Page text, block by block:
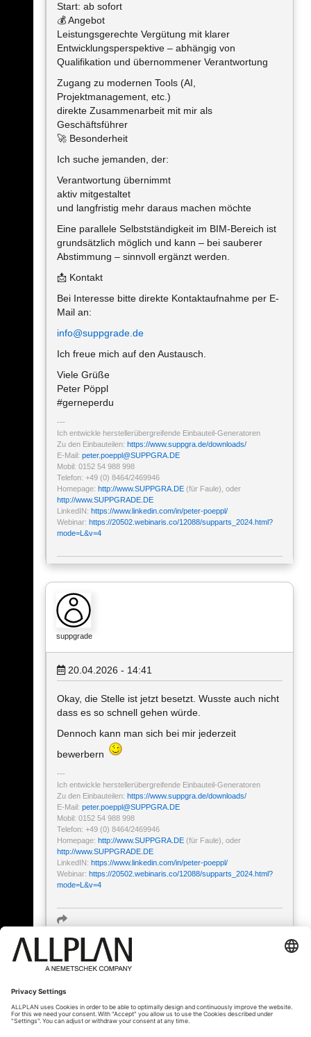
Start: ab sofort
💰 Angebot
Leistungsgerechte Vergütung mit klarer
Entwicklungsperspektive – abhängig von
Qualifikation und übernommener Verantwortung
Zugang zu modernen Tools (AI,
Projektmanagement, etc.)
direkte Zusammenarbeit mit mir als
Geschäftsführer
🚀 Besonderheit
Ich suche jemanden, der:
Verantwortung übernimmt
aktiv mitgestaltet
und langfristig mehr daraus machen möchte
Eine parallele Selbstständigkeit im BIM-Bereich ist
grundsätzlich möglich und kann – bei sauberer
Abstimmung – sinnvoll ergänzt werden.
📩 Kontakt
Bei Interesse bitte direkte Kontaktaufnahme per E-
Mail an:
info@suppgrade.de
Ich freue mich auf den Austausch.
Viele Grüße
Peter Pöppl
#gerneperdu
Ich entwickle herstellerübergreifende Einbauteil-Generatoren
Zu den Einbauteilen: https://www.suppgra.de/downloads/
E-Mail: peter.poeppl@SUPPGRA.DE
Mobil: 0152 54 988 998
Telefon: +49 (0) 8464/2469946
Homepage: http://www.SUPPGRA.DE (für Faule), oder
http://www.SUPPGRADE.DE
LinkedIN: https://www.linkedin.com/in/peter-poeppl/
Webinar: https://20502.webinaris.co/12088/supparts_2024.html?
mode=L&v=4
suppgrade
20.04.2026 - 14:41
Okay, die Stelle ist jetzt besetzt. Wusste auch nicht
dass es so schnell gehen würde.
Dennoch kann man sich bei mir jederzeit
bewerbern
Ich entwickle herstellerübergreifende Einbauteil-Generatoren
Zu den Einbauteilen: https://www.suppgra.de/downloads/
E-Mail: peter.poeppl@SUPPGRA.DE
Mobil: 0152 54 988 998
Telefon: +49 (0) 8464/2469946
Homepage: http://www.SUPPGRA.DE (für Faule), oder
http://www.SUPPGRADE.DE
LinkedIN: https://www.linkedin.com/in/peter-poeppl/
Webinar: https://20502.webinaris.co/12088/supparts_2024.html?
mode=L&v=4
« Zurück